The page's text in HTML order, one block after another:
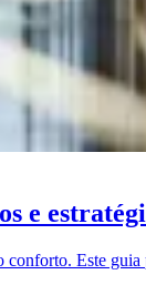
e
Este